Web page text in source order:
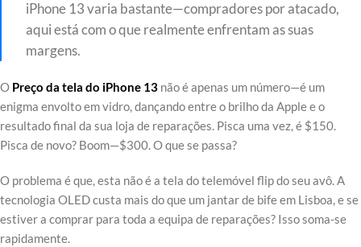
iPhone 13 varia bastante—compradores por atacado,
aqui está com o que realmente enfrentam as suas
margens.
O Preço da tela do iPhone 13 não é apenas um número—é um
enigma envolto em vidro, dançando entre o brilho da Apple e o
resultado final da sua loja de reparações. Pisca uma vez, é $150.
Pisca de novo? Boom—$300. O que se passa?
O problema é que, esta não é a tela do telemóvel flip do seu avô. A
tecnologia OLED custa mais do que um jantar de bife em Lisboa, e se
estiver a comprar para toda a equipa de reparações? Isso soma-se
rapidamente.